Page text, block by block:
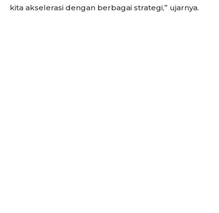
kita akselerasi dengan berbagai strategi,” ujarnya.